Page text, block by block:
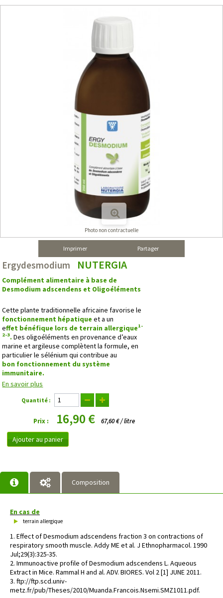
Photo non contractuelle
Imprimer Partager
Ergydesmodium NUTERGIA
Complément alimentaire à base de
Desmodium adscendens et Oligoéléments
Cette plante traditionnelle africaine favorise le
fonctionnement hépatique et a un
effet bénéfique lors de terrain allergique1-
2-3. Des oligoéléments en provenance d’eaux
marine et argileuse complètent la formule, en
particulier le sélénium qui contribue au
bon fonctionnement du système
immunitaire.
En savoir plus
Quantité :
Prix : 16,90 € 67,60 € / litre
Ajouter au panier
Composition
En cas de
terrain allergique
1. Effect of Desmodium adscendens fraction 3 on contractions of
respiratory smooth muscle. Addy ME et al. J Ethnopharmacol. 1990
Jul;29(3):325-35.
2. Immunoactive profile of Desmodium adscendens L. Aqueous
Extract in Mice. Rammal H and al. ADV. BIORES. Vol 2 [1] JUNE 2011.
3. ftp://ftp.scd.univ-
metz.fr/pub/Theses/2010/Muanda.Francois.Nsemi.SMZ1011.pdf.